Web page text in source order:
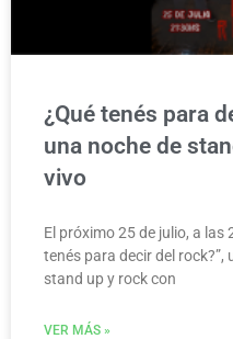
¿Qué tenés para
una noche de
vivo
El próximo 25 de julio, a las
tenés para decir del
stand up y rock con
VER MÁS »